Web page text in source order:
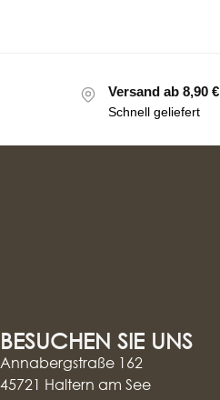
Versand ab 8,90 €
Schnell geliefert
BESUCHEN SIE UNS
Annabergstraße 162
45721 Haltern am See